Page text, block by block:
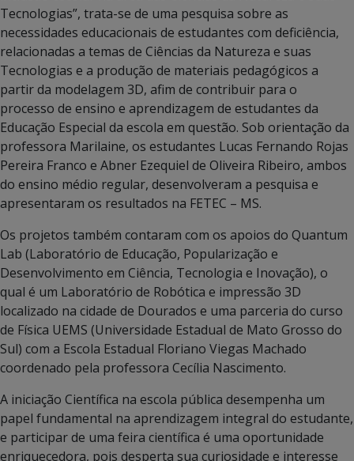
Tecnologias”, trata-se de uma pesquisa sobre as
necessidades educacionais de estudantes com deficiência,
relacionadas a temas de Ciências da Natureza e suas
Tecnologias e a produção de materiais pedagógicos a
partir da modelagem 3D, afim de contribuir para o
processo de ensino e aprendizagem de estudantes da
Educação Especial da escola em questão. Sob orientação da
professora Marilaine, os estudantes Lucas Fernando Rojas
Pereira Franco e Abner Ezequiel de Oliveira Ribeiro, ambos
do ensino médio regular, desenvolveram a pesquisa e
apresentaram os resultados na FETEC – MS.
Os projetos também contaram com os apoios do Quantum
Lab (Laboratório de Educação, Popularização e
Desenvolvimento em Ciência, Tecnologia e Inovação), o
qual é um Laboratório de Robótica e impressão 3D
localizado na cidade de Dourados e uma parceria do curso
de Física UEMS (Universidade Estadual de Mato Grosso do
Sul) com a Escola Estadual Floriano Viegas Machado
coordenado pela professora Cecília Nascimento.
A iniciação Científica na escola pública desempenha um
papel fundamental na aprendizagem integral do estudante,
e participar de uma feira científica é uma oportunidade
enriquecedora, pois desperta sua curiosidade e interesse